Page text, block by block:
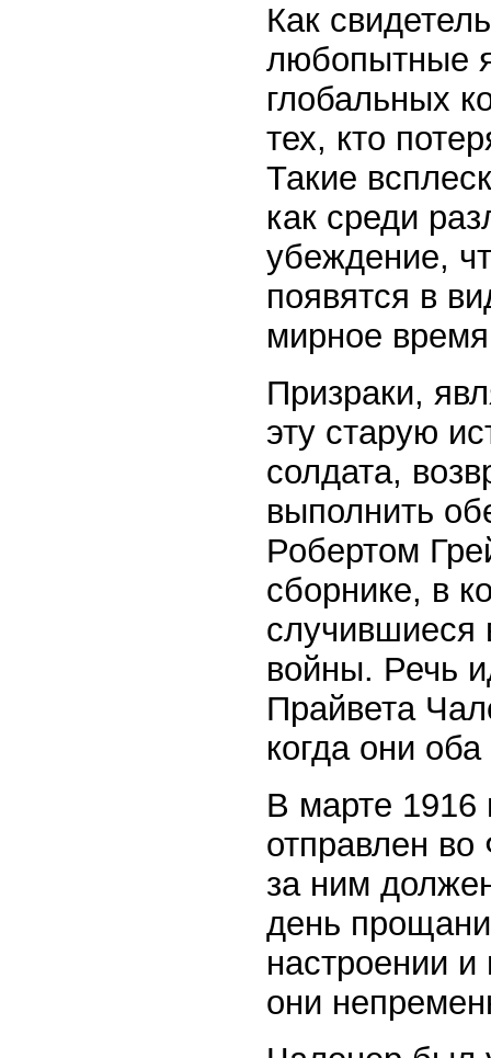
Как
любопытные
глобальных
тех, кто
Такие
как среди
убеждение,
появятся в
мирное
Призраки,
эту старую
солдата,
выполнить
Робертом
сборнике, в
случившиеся
войны. Речь
Прайвета
когда они
В марте 1916
отправлен
за ним
день
настроении
они